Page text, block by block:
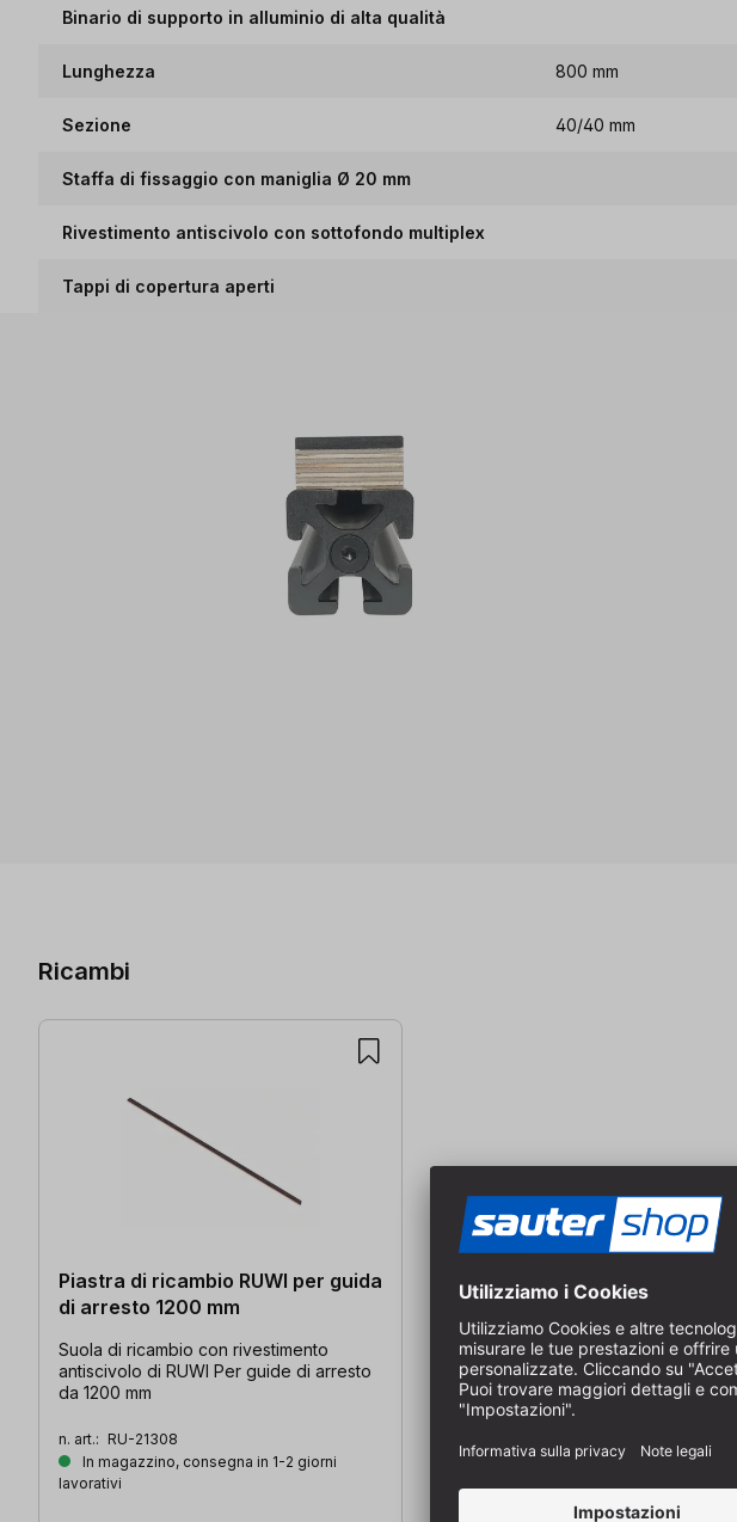
Binario di supporto in alluminio di alta qualità
Lunghezza 800 mm
Sezione 40/40 mm
Staffa di fissaggio con maniglia Ø 20 mm
Rivestimento antiscivolo con sottofondo multiplex
Tappi di copertura aperti
Ricambi
Piastra di ricambio RUWI per guida
di arresto 1200 mm
Suola di ricambio con rivestimento
antiscivolo di RUWI Per guide di arresto
da 1200 mm
n. art.: RU-21308
In magazzino, consegna in 1-2 giorni
lavorativi